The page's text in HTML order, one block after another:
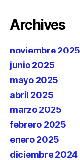
Archives
noviembre 2025
junio 2025
mayo 2025
abril 2025
marzo 2025
febrero 2025
enero 2025
diciembre 2024